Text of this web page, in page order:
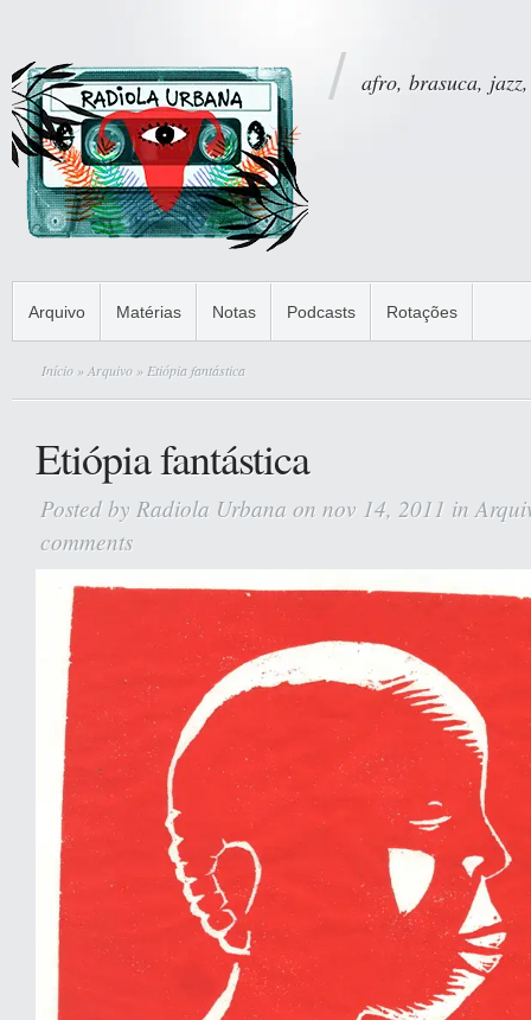
afro, brasuca,
Arquivo Matérias Notas Podcasts Rotações
Início »Arquivo » Etiópia fantástica
Etiópia fantástica
Posted by Radiola Urbana on nov 14, 2011 in
comments